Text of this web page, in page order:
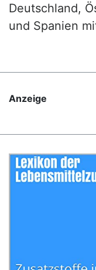
Deutschland,
und Spanien
Anzeige